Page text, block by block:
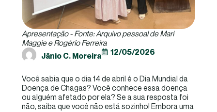
Apresentação - Fonte: Arquivo pessoal de Mari
Maggie e Rogério Ferreira
Jânio C. Moreira
12/05/2026
Você sabia que o dia 14 de abril é o Dia Mundial da
Doença de Chagas? Você conhece essa doença
ou alguém afetado por ela? Se a sua resposta foi
não, saiba que você não está sozinho! Embora uma